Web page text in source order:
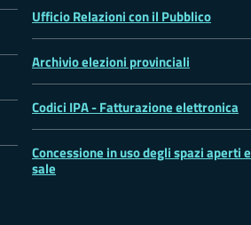
Ufficio Relazioni con il Pubblico
Archivio elezioni provinciali
Codici IPA - Fatturazione elettronica
Concessione in uso degli spazi aperti
sale